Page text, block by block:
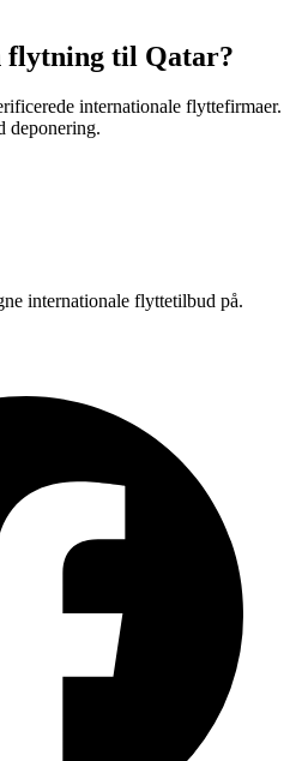
flytning til Qatar?
internationale flyttefirmaer.
deponering.
internationale flyttetilbud på.